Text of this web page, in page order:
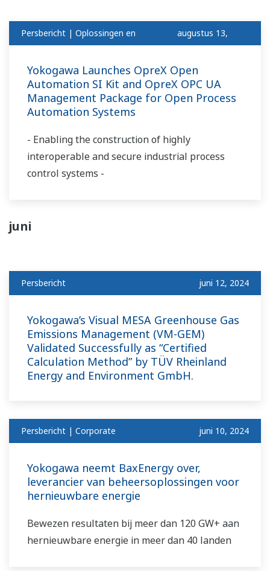
Persbericht | Oplossingen en augustus 13,
Yokogawa Launches OpreX Open
Automation SI Kit and OpreX OPC UA
Management Package for Open Process
Automation Systems
- Enabling the construction of highly
interoperable and secure industrial process
control systems -
juni
Persbericht juni 12, 2024
Yokogawa’s Visual MESA Greenhouse Gas
Emissions Management (VM-GEM)
Validated Successfully as “Certified
Calculation Method” by TÜV Rheinland
Energy and Environment GmbH.
Persbericht | Corporate juni 10, 2024
Yokogawa neemt BaxEnergy over,
leverancier van beheersoplossingen voor
hernieuwbare energie
Bewezen resultaten bij meer dan 120 GW+ aan
hernieuwbare energie in meer dan 40 landen